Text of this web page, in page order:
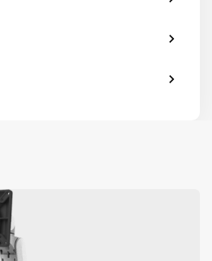
chevron_right
chevron_right